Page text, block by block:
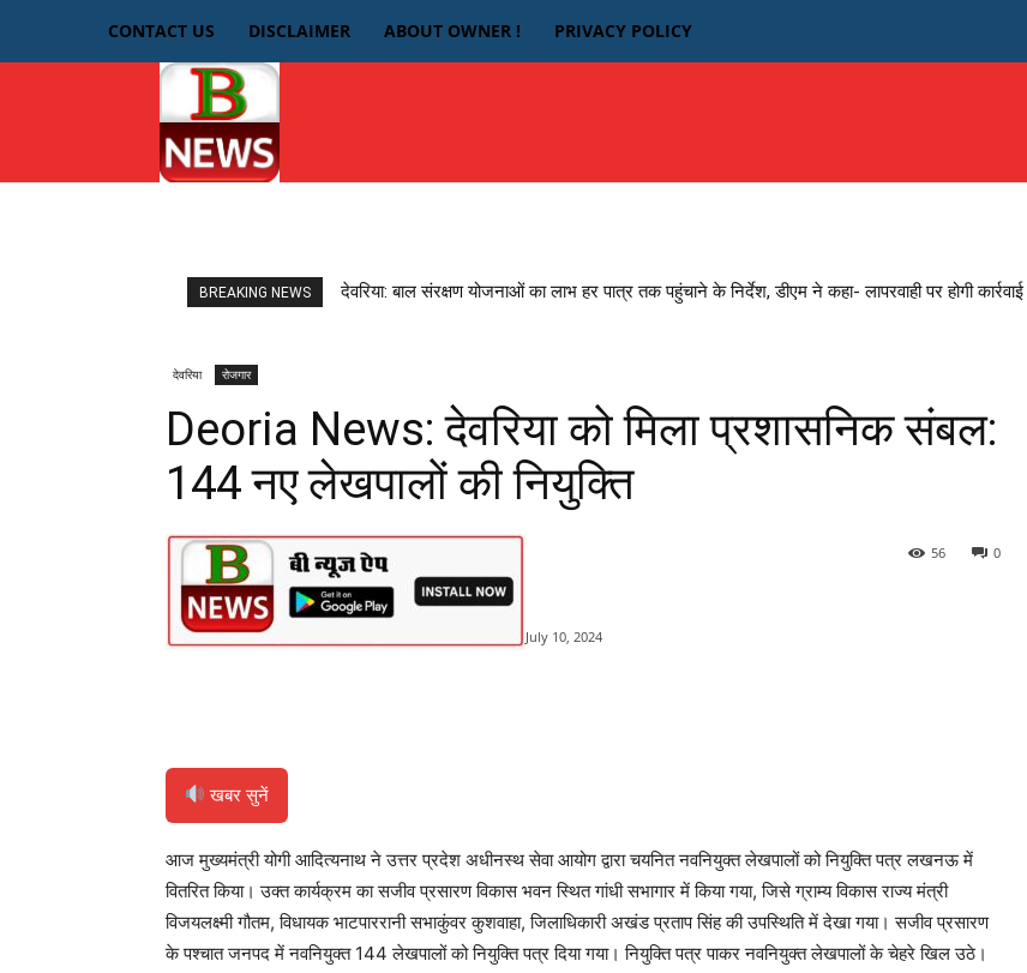
CONTACT US DISCLAIMER ABOUT OWNER ! PRIVACY POLICY
BREAKING NEWS देवरिया: बाल संरक्षण योजनाओं का लाभ हर पात्र तक पहुंचाने के निर्देश, डीएम ने कहा- लापरवाही पर होगी
देवरिया रोजगार
Deoria News: देवरिया को मिला प्रशासनिक संबल:
144 नए लेखपालों की नियुक्ति
July 10, 2024
0
56
खबर सुनें
आज मुख्यमंत्री योगी आदित्यनाथ ने उत्तर प्रदेश अधीनस्थ सेवा आयोग द्वारा चयनित नवनियुक्त लेखपालों को नियुक्ति पत्र लखनऊ में
वितरित किया। उक्त कार्यक्रम का सजीव प्रसारण विकास भवन स्थित गांधी सभागार में किया गया, जिसे ग्राम्य विकास राज्य मंत्री
विजयलक्ष्मी गौतम, विधायक भाटपाररानी सभाकुंवर कुशवाहा, जिलाधिकारी अखंड प्रताप सिंह की उपस्थिति में देखा गया। सजीव प्रसारण
के पश्चात जनपद में नवनियुक्त 144 लेखपालों को नियुक्ति पत्र दिया गया। नियुक्ति पत्र पाकर नवनियुक्त लेखपालों के चेहरे खिल उठे।